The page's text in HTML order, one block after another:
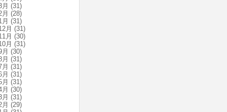
(31)
(28)
(31)
月 (31)
月 (30)
月 (31)
(30)
(31)
(31)
(31)
(31)
(30)
(31)
(29)